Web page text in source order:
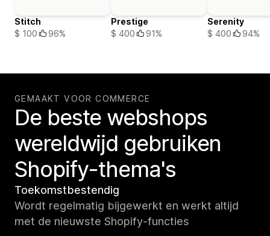
Stitch
$ 100
96%
Prestige
$ 400
91%
Serenity
$ 400
94%
GEMAAKT VOOR COMMERCE
De beste webshops
wereldwijd gebruiken
Shopify-thema's
Toekomstbestendig
Wordt regelmatig bijgewerkt en werkt altijd
met de nieuwste Shopify-functies